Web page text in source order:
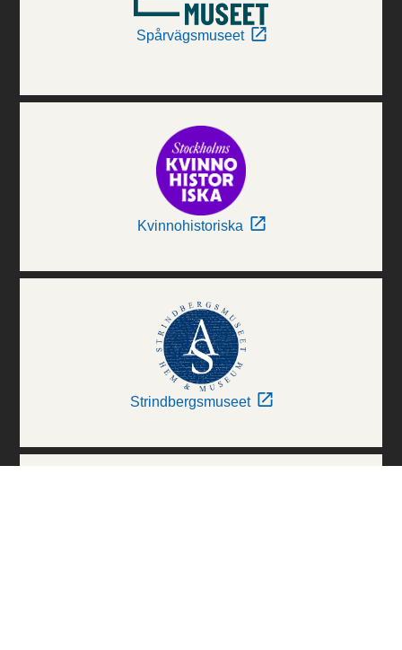
Spårvägsmuseet
Kvinnohistoriska
Strindbergsmuseet